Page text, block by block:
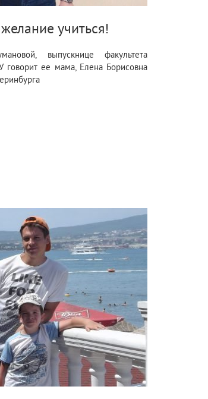
учиться!
выпускнице факультета
говорит ее мама, Елена Борисовна